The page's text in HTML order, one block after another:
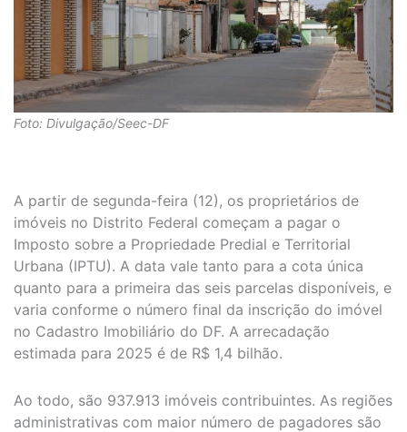
Foto: Divulgação/Seec-DF
A partir de segunda-feira (12), os proprietários de
imóveis no Distrito Federal começam a pagar o
Imposto sobre a Propriedade Predial e Territorial
Urbana (IPTU). A data vale tanto para a cota única
quanto para a primeira das seis parcelas disponíveis, e
varia conforme o número final da inscrição do imóvel
no Cadastro Imobiliário do DF. A arrecadação
estimada para 2025 é de R$ 1,4 bilhão.
Ao todo, são 937.913 imóveis contribuintes. As regiões
administrativas com maior número de pagadores são